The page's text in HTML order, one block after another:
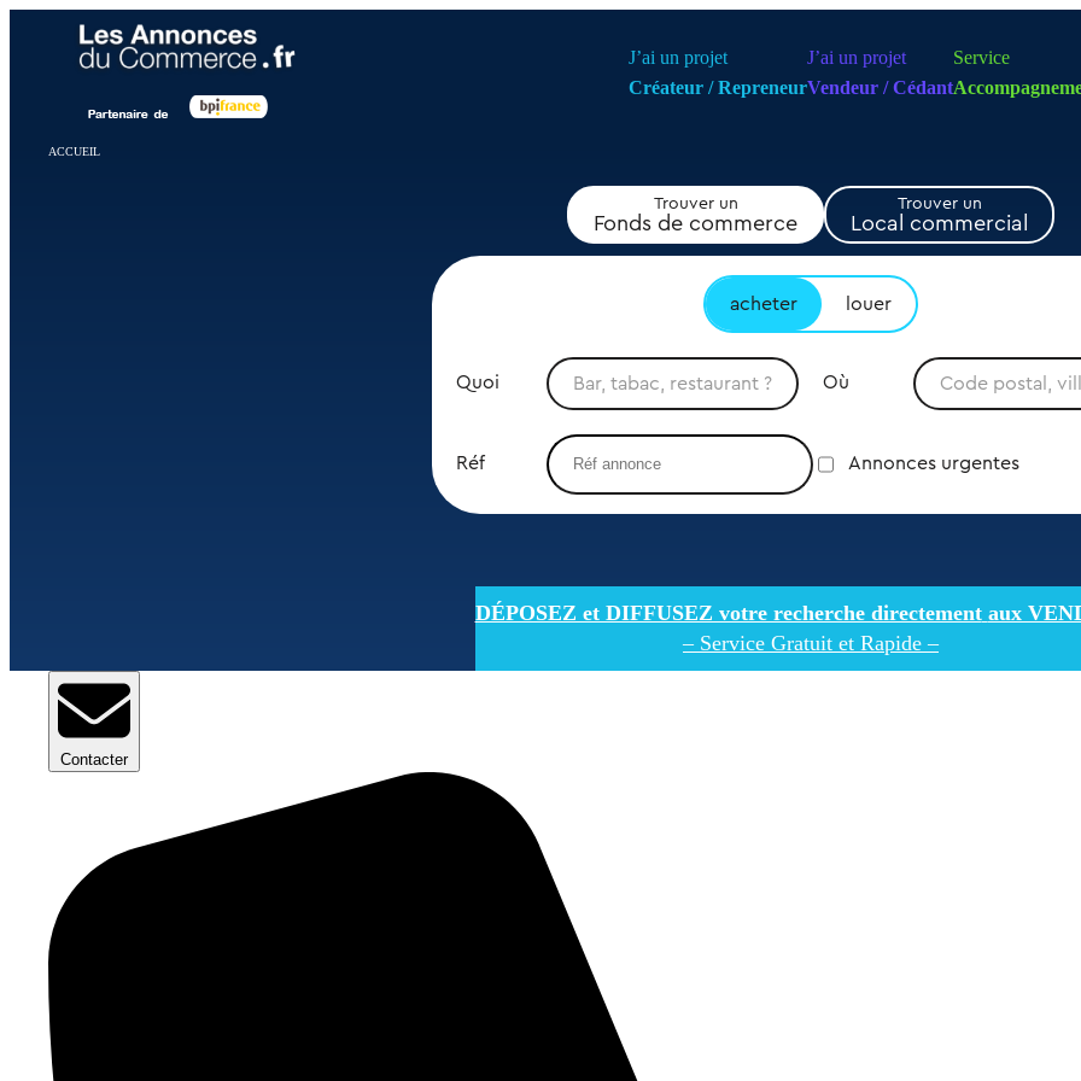
J’ai un projet
Créateur / Repreneur
J’ai un projet
Vendeur / Cédant
Service
ACCUEIL
Trouver un
Fonds de commerce
Trouver un
Local commercial
acheter louer
Quoi Où
Réf Annonces urgentes
DÉPOSEZ et DIFFUSEZ votre recherche directement aux
– Service Gratuit et Rapide –
Contacter
Panneau de gestion des cookies